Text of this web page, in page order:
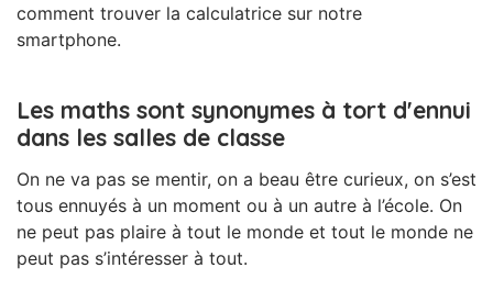
comment trouver la calculatrice sur notre
smartphone.
Les maths sont synonymes à tort d'ennui
dans les salles de classe
On ne va pas se mentir, on a beau être curieux, on s’est
tous ennuyés à un moment ou à un autre à l’école. On
ne peut pas plaire à tout le monde et tout le monde ne
peut pas s’intéresser à tout.